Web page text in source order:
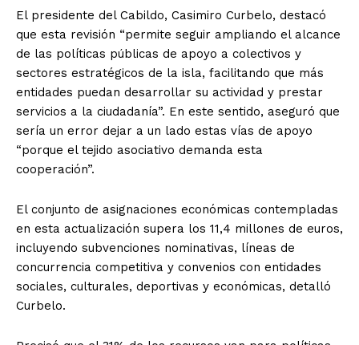
El presidente del Cabildo, Casimiro Curbelo, destacó
que esta revisión “permite seguir ampliando el alcance
de las políticas públicas de apoyo a colectivos y
sectores estratégicos de la isla, facilitando que más
entidades puedan desarrollar su actividad y prestar
servicios a la ciudadanía”. En este sentido, aseguró que
sería un error dejar a un lado estas vías de apoyo
“porque el tejido asociativo demanda esta
cooperación”.
El conjunto de asignaciones económicas contempladas
en esta actualización supera los 11,4 millones de euros,
incluyendo subvenciones nominativas, líneas de
concurrencia competitiva y convenios con entidades
sociales, culturales, deportivas y económicas, detalló
Curbelo.